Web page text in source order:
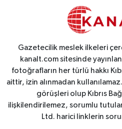
Gazetecilik meslek ilkeleri
kanalt.com sitesinde
fotoğrafların her türlü hakkı
aittir, izin alınmadan
görüşleri olup Kıbrıs
ilişkilendirilemez, sorumlu
Ltd. harici linklerin